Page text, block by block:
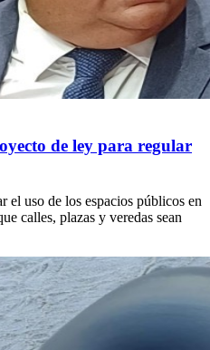
de ley para regular
el uso de los espacios públicos en
calles, plazas y veredas sean